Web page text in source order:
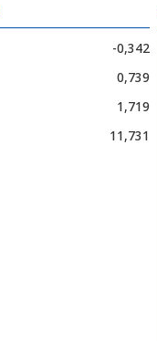
-0,342
0,739
1,719
11,731